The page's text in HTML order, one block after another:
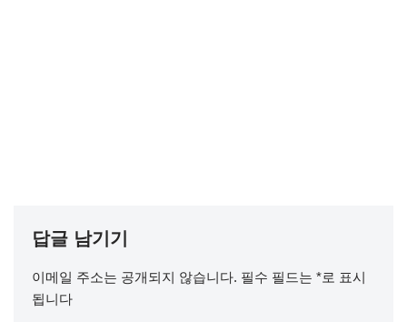
답글 남기기
이메일 주소는 공개되지 않습니다. 필수 필드는 *로 표시
됩니다